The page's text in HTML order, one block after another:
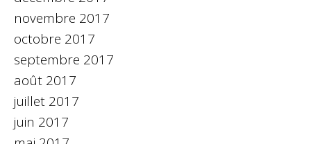
novembre 2017
octobre 2017
septembre 2017
août 2017
juillet 2017
juin 2017